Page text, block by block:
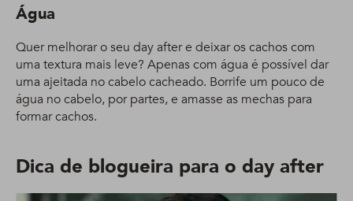
Água
Quer melhorar o seu day after e deixar os cachos com
uma textura mais leve? Apenas com água é possível dar
uma ajeitada no cabelo cacheado. Borrife um pouco de
água no cabelo, por partes, e amasse as mechas para
formar cachos.
Dica de blogueira para o day after